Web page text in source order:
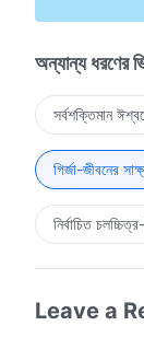
অন্যান্য ধরণের
সর্বশক্তিমান
গির্জা-জীবনের
নির্বাচিত চলচ্চিত্র-
Leave a